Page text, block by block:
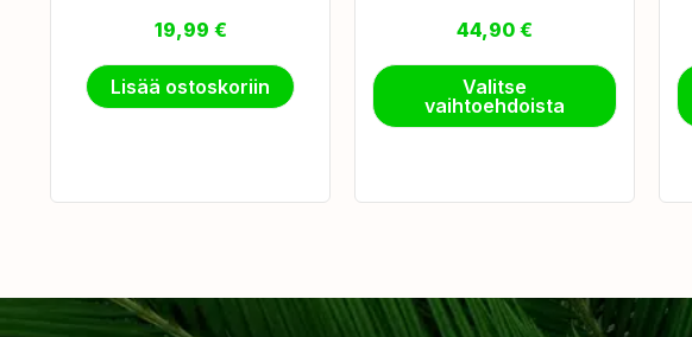
19,99 €
Lisää ostoskoriin
44,90 €
Valitse
vaihtoehdoista